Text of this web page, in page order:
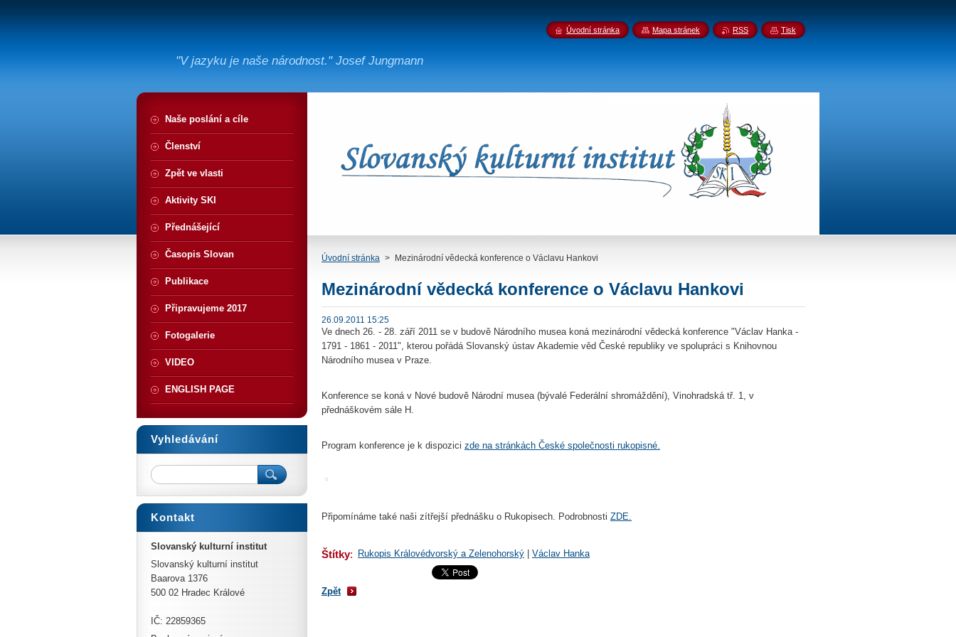
"V jazyku je naše národnost." Josef Jungmann
Úvodní stránka > Mezinárodní vědecká konference o Václavu Hankovi
Mezinárodní vědecká konference o Václavu Hankovi
26.09.2011 15:25
Ve dnech 26. - 28. září 2011 se v budově Národního musea koná mezinárodní vědecká konference "Václav Hanka -
1791 - 1861 - 2011", kterou pořádá Slovanský ústav Akademie věd České republiky ve spolupráci s Knihovnou
Národního musea v Praze.
Konference se koná v Nové budově Národní musea (bývalé Federální shromáždění), Vinohradská tř. 1, v
přednáškovém sále H.
Program konference je k dispozici zde na stránkách České společnosti rukopisné.
Připomínáme také naši zítřejší přednášku o Rukopisech. Podrobnosti ZDE.
Štítky: Rukopis Královédvorský a Zelenohorský Václav Hanka
Zpět
Naše poslání a cíle
Členství
Zpět ve vlasti
Aktivity SKI
Přednášející
Časopis Slovan
Publikace
Připravujeme 2017
Fotogalerie
VIDEO
ENGLISH PAGE
Vyhledávání
Kontakt
Slovanský kulturní institut
Slovanský kulturní institut
Baarova 1376
500 02 Hradec Králové
IČ: 22859365
Úvodní stránka Mapa stránek RSS Tisk